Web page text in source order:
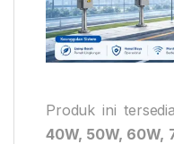
Produk ini
40W, 50W, 60W,